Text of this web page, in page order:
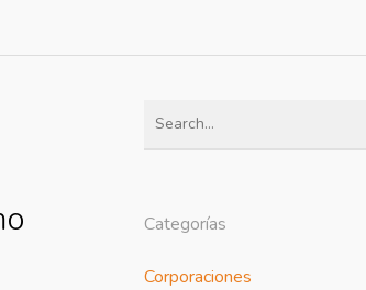
Categorías
Corporaciones